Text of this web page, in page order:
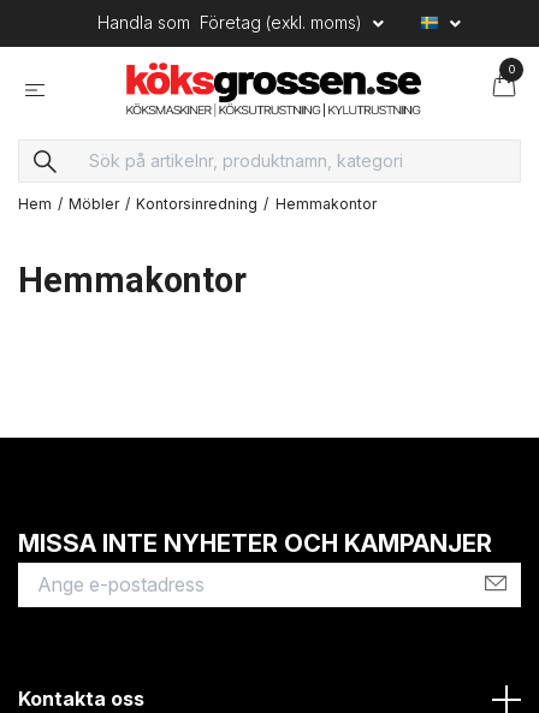
Handla som Företag (exkl. moms)
0
Hem Möbler Kontorsinredning Hemmakontor
Hemmakontor
MISSA INTE NYHETER OCH KAMPANJER
Kontakta oss